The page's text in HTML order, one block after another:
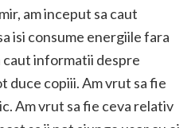
am inceput sa caut
isi consume energiile fara
caut informatii despre
duce copiii. Am vrut sa fie
Am vrut sa fie ceva relativ